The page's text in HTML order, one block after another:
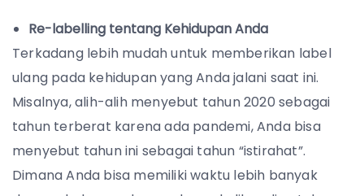
Re-labelling tentang Kehidupan Anda
Terkadang lebih mudah untuk memberikan label
ulang pada kehidupan yang Anda jalani saat ini.
Misalnya, alih-alih menyebut tahun 2020 sebagai
tahun terberat karena ada pandemi, Anda bisa
menyebut tahun ini sebagai tahun “istirahat”.
Dimana Anda bisa memiliki waktu lebih banyak